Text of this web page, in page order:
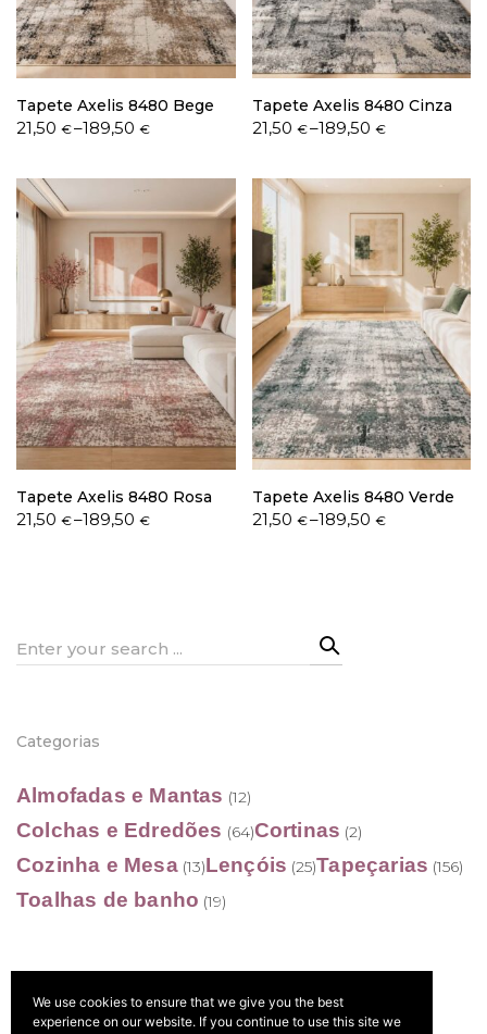
Tapete Axelis 8480 Bege
21,50 €–189,50€
Price
through
189,50 €
Tapete Axelis 8480 Cinza
21,50 €–189,50 €
Price
through
189,50 €
Tapete Axelis 8480 Rosa
21,50 €–189,50€
Price
Tapete Axelis 8480 Verde
21,50 €–189,50 €
Price
Search
Categorias
Almofadas e Mantas (12)
Colchas e Edredões (64)Cortinas (2)
Cozinha e Mesa (13)Lençóis (25)Tapeçarias (156)
Toalhas de banho (19)
Filtrar por preço
We use cookies to ensure that we give you the best
experience on our website. If you continue to use this site we